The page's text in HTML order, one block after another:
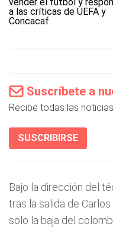
Suscríbete a
Recibe todas las
SUSCRIBIRSE
Bajo la dirección del
tras la salida de
solo la baja del